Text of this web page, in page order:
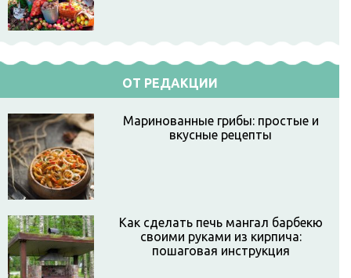
ОТ РЕДАКЦИИ
Маринованные грибы: простые и
вкусные рецепты
Как сделать печь мангал барбекю
своими руками из кирпича:
пошаговая инструкция